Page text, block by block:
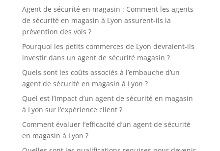
Agent de sécurité en magasin : Comment les agents
de sécurité en magasin à Lyon assurent-ils la
prévention des vols ?
Pourquoi les petits commerces de Lyon devraient-ils
investir dans un agent de sécurité magasin ?
Quels sont les coûts associés à l’embauche d’un
agent de sécurité en magasin à Lyon ?
Quel est l’impact d’un agent de sécurité en magasin
à Lyon sur l’expérience client ?
Comment évaluer l’efficacité d’un agent de sécurité
en magasin à Lyon ?